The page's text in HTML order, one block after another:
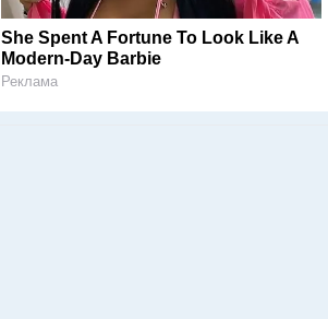
She Spent A Fortune To Look Like A
Modern-Day Barbie
Реклама